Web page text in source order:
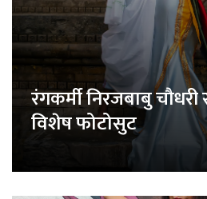
रंगकर्मी निरजबाबु
विशेष फोटोसुट